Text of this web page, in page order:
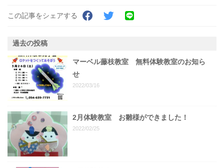
この記事をシェアする
過去の投稿
マーベル藤枝教室 無料体験教室のお知ら
せ
2022/03/16
2月体験教室 お雛様ができました！
2022/02/25